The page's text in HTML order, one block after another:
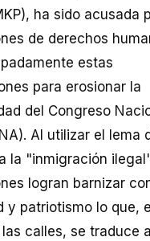
ha sido acusada
de derechos
estas
para erosionar la
del Congreso
Al utilizar el lema
la "inmigración
logran barnizar
y patriotismo lo que,
calles, se traduce a